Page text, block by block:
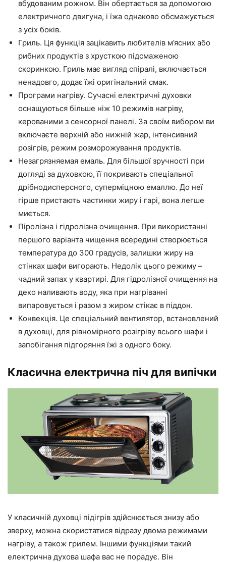
вбудованим рожном. Він обертається за допомогою
електричного двигуна, і їжа однаково обсмажується
з усіх боків.
Гриль. Ця функція зацікавить любителів м’ясних або
рибних продуктів з хрусткою підсмаженою
скоринкою. Гриль має вигляд спіралі, включається
ненадовго, додає їжі оригінальний смак.
Програми нагріву. Сучасні електричні духовки
оснащуються більше ніж 10 режимів нагріву,
керованими з сенсорної панелі. За своїм вибором ви
включаєте верхній або нижній жар, інтенсивний
розігрів, режим розморожування продуктів.
Незагрязняемая емаль. Для більшої зручності при
догляді за духовкою, її покривають спеціальної
дрібнодисперсного, суперміцною емаллю. До неї
гірше пристають частинки жиру і гарі, вона легше
миється.
Піролізна і гідролізна очищення. При використанні
першого варіанта чищення всередині створюється
температура до 300 градусів, залишки жиру на
стінках шафи вигорають. Недолік цього режиму –
чадний запах у квартирі. Для гідролізної очищення на
деко наливають воду, яка при нагріванні
випаровується і разом з жиром стікає в піддон.
Конвекція. Це спеціальний вентилятор, встановлений
в духовці, для рівномірного розігріву всього шафи і
запобігання підгоряння їжі з одного боку.
Класична електрична піч для випічки
У класичній духовці підігрів здійснюється знизу або
зверху, можна скористатися відразу двома режимами
нагріву, а також грилем. Іншими функціями такий
електрична духова шафа вас не порадує. Він